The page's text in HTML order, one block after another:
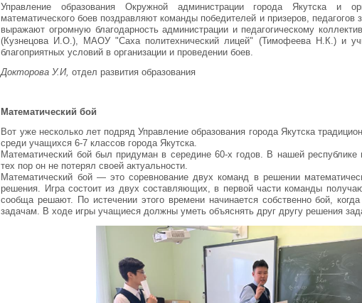
Управление образования Окружной администрации города Якутска и
математического боев поздравляют команды победителей и призеров, педагогов
выражают огромную благодарность администрации и педагогическому
(Кузнецова И.О.), МАОУ "Саха политехнический лицей" (Тимофеева Н.К.) и
благоприятных условий в организации и проведении боев.
Докторова У.И,отдел развития образования
Математический бой
Вот уже несколько лет подряд Управление образования города Якутска
среди учащихся 6-7 классов города Якутска.
Математический бой был придуман в середине 60-х годов. В нашей республике
тех пор он не потерял своей актуальности.
Математический бой — это соревнование двух команд в решении
решения. Игра состоит из двух составляющих, в первой части команды
сообща решают. По истечении этого времени начинается собственно бой,
задачам. В ходе игры учащиеся должны уметь объяснять друг другу решения